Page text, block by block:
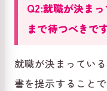
Q2:就職が決ま
まで待つべきで
就職が決まってい
書を提示すること